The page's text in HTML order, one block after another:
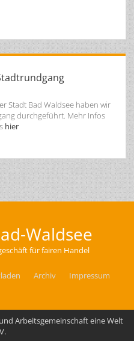
Stadt Bad Waldsee haben wir
durchgeführt. Mehr Infos
hier
Waldsee
für fairen Handel
Archiv Impressum
Arbeitsgemeinschaft eine Welt